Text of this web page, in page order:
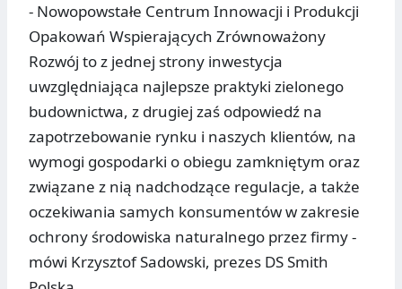
- Nowopowstałe Centrum Innowacji i Produkcji
Opakowań Wspierających Zrównoważony
Rozwój to z jednej strony inwestycja
uwzględniająca najlepsze praktyki zielonego
budownictwa, z drugiej zaś odpowiedź na
zapotrzebowanie rynku i naszych klientów, na
wymogi gospodarki o obiegu zamkniętym oraz
związane z nią nadchodzące regulacje, a także
oczekiwania samych konsumentów w zakresie
ochrony środowiska naturalnego przez firmy -
mówi Krzysztof Sadowski, prezes DS Smith